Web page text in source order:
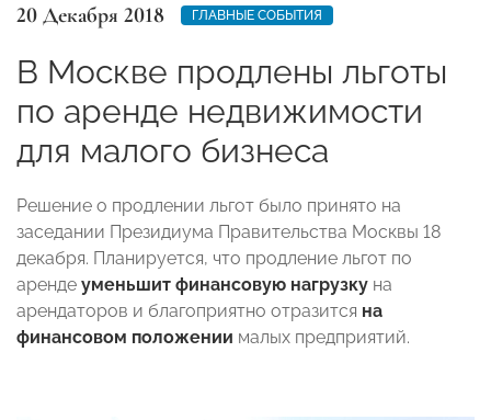
20 Декабря 2018 ГЛАВНЫЕ СОБЫТИЯ
В Москве продлены льготы
по аренде недвижимости
для малого бизнеса
Решение о продлении льгот было принято на
заседании Президиума Правительства Москвы 18
декабря. Планируется, что продление льгот по
аренде уменьшит финансовую нагрузку на
арендаторов и благоприятно отразится на
финансовом положении малых предприятий.